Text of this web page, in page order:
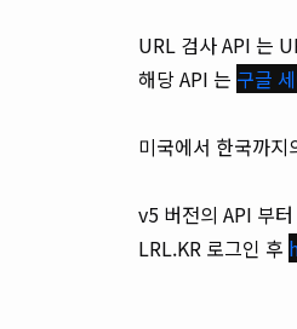
URL 검사 API 는
해당 API 는 구글
미국에서 한국까
v5 버전의 API 부
LRL.KR 로그인 후